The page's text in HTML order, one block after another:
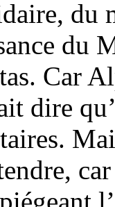
du
du
Car
dire